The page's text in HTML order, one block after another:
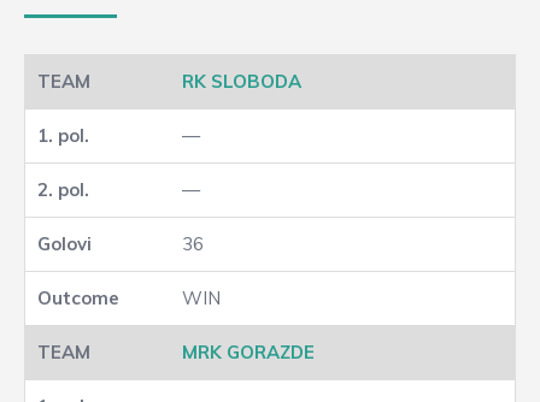
RK SLOBODA
—
—
36
WIN
MRK GORAZDE